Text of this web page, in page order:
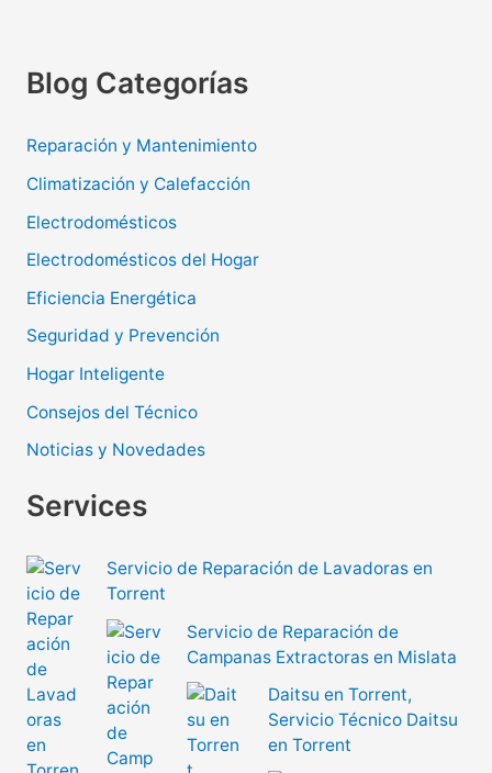
Blog Categorías
Reparación y Mantenimiento
Climatización y Calefacción
Electrodomésticos
Electrodomésticos del Hogar
Eficiencia Energética
Seguridad y Prevención
Hogar Inteligente
Consejos del Técnico
Noticias y Novedades
Services
Servicio de Reparación de Lavadoras en
Torrent
Servicio de Reparación de
Campanas Extractoras en Mislata
Daitsu en Torrent,
Servicio Técnico Daitsu
en Torrent